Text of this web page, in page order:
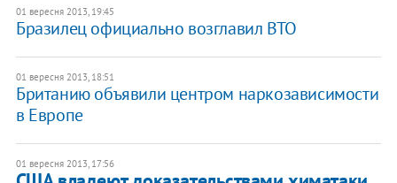
01 вересня 2013, 19:45
Бразилец официально возглавил ВТО
01 вересня 2013, 18:51
Британию объявили центром наркозависимости
в Европе
01 вересня 2013, 17:56